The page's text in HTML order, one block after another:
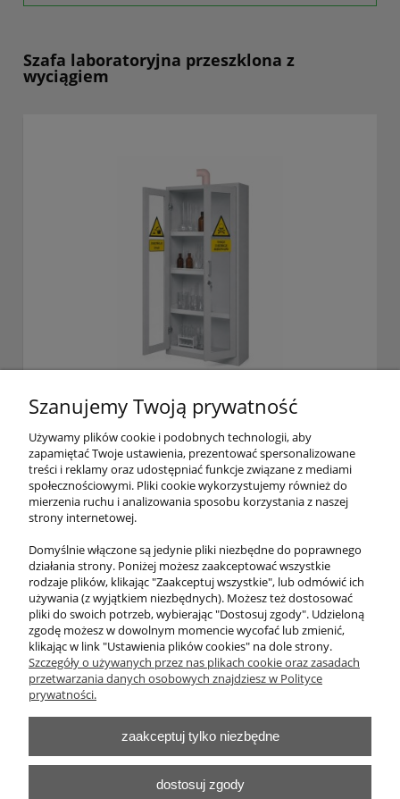
Szafa laboratoryjna przeszklona z
wyciągiem
Szafa laboratoryjna laminowana przeszklona
z wyciągiem
6 765,00 zł
zawiera 23% VAT, bez kosztów dostawy
do koszyka
O nas
Pomoc
Moje konto
Szanujemy Twoją prywatność
Używamy plików cookie i podobnych technologii, aby
zapamiętać Twoje ustawienia, prezentować spersonalizowane
treści i reklamy oraz udostępniać funkcje związane z mediami
społecznościowymi. Pliki cookie wykorzystujemy również do
mierzenia ruchu i analizowania sposobu korzystania z naszej
strony internetowej.
Domyślnie włączone są jedynie pliki niezbędne do poprawnego
działania strony. Poniżej możesz zaakceptować wszystkie
rodzaje plików, klikając "Zaakceptuj wszystkie", lub odmówić ich
używania (z wyjątkiem niezbędnych). Możesz też dostosować
pliki do swoich potrzeb, wybierając "Dostosuj zgody". Udzieloną
zgodę możesz w dowolnym momencie wycofać lub zmienić,
klikając w link "Ustawienia plików cookies" na dole strony.
Szczegóły o używanych przez nas plikach cookie oraz zasadach
przetwarzania danych osobowych znajdziesz w Polityce
prywatności.
zaakceptuj tylko niezbędne
dostosuj zgody